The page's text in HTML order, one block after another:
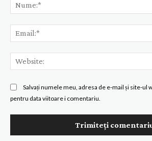
Salvați numele meu, adresa de e-mail și site-ul
pentru data viitoare i comentariu.